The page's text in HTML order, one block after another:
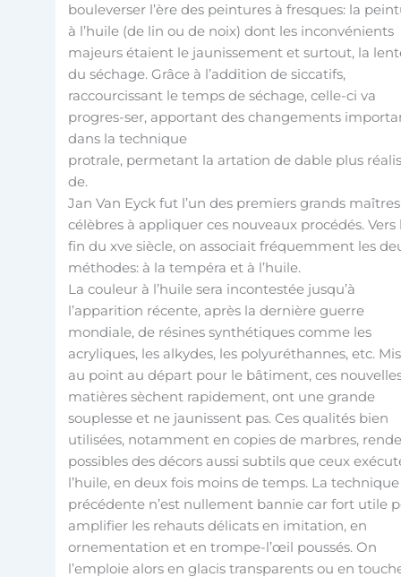
bouleverser l’ère des peintures à fresques: la
à l’huile (de lin ou de noix) dont les inconvénients
majeurs étaient le jaunissement et surtout, la
du séchage. Grâce à l’addition de siccatifs,
raccourcissant le temps de séchage, celle-ci va
progres-ser, apportant des changements
dans la technique
protrale, permetant la artation de dable plus
de.
Jan Van Eyck fut l’un des premiers grands maîtres
célèbres à appliquer ces nouveaux procédés. Vers
fin du xve siècle, on associait fréquemment les
méthodes: à la tempéra et à l’huile.
La couleur à l’huile sera incontestée jusqu’à
l’apparition récente, après la dernière guerre
mondiale, de résines synthétiques comme les
acryliques, les alkydes, les polyuréthannes, etc.
au point au départ pour le bâtiment, ces
matières sèchent rapidement, ont une grande
souplesse et ne jaunissent pas. Ces qualités bien
utilisées, notamment en copies de marbres,
possibles des décors aussi subtils que ceux
l’huile, en deux fois moins de temps. La technique
précédente n’est nullement bannie car fort utile
amplifier les rehauts délicats en imitation, en
ornementation et en trompe-l’œil poussés. On
l’emploie alors en glacis transparents ou en